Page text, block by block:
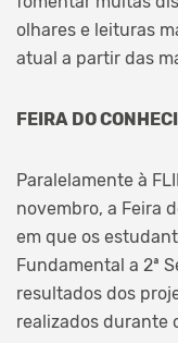
olhares e leituras
atual a partir das
FEIRA DO
Paralelamente à
novembro, a Feira
em que os
Fundamental a 2ª
resultados dos
realizados durante